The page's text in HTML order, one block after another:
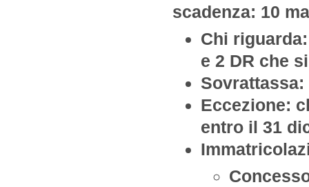
scadenza: 10
Chi
e 2 DR che
Eccezione:
entro il 31